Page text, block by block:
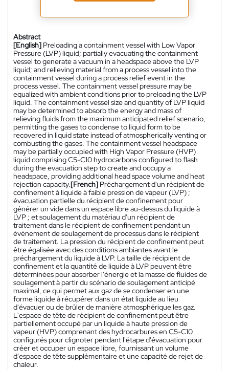
Abstract
[English] Preloading a containment vessel with Low Vapor
Pressure (LVP) liquid; partially evacuating the containment
vessel to generate a vacuum in a headspace above the LVP
liquid; and relieving material from a process vessel into the
containment vessel during a process relief event in the
process vessel. The containment vessel pressure may be
equalized with ambient conditions prior to preloading the LVP
liquid. The containment vessel size and quantity of LVP liquid
may be determined to absorb the energy and mass of
relieving fluids from the maximum anticipated relief scenario,
permitting the gases to condense to liquid form to be
recovered in liquid state instead of atmospherically venting or
combusting the gases. The containment vessel headspace
may be partially occupied with High Vapor Pressure (HVP)
liquid comprising C5-C10 hydrocarbons configured to flash
during the evacuation step to create and occupy a
headspace, providing additional head space volume and heat
rejection capacity.[French] Préchargement d'un récipient de
confinement à liquide à faible pression de vapeur (LVP) ;
évacuation partielle du récipient de confinement pour
générer un vide dans un espace libre au-dessus du liquide à
LVP ; et soulagement du matériau d'un récipient de
traitement dans le récipient de confinement pendant un
événement de soulagement de processus dans le récipient
de traitement. La pression du récipient de confinement peut
être égalisée avec des conditions ambiantes avant le
préchargement du liquide à LVP. La taille de récipient de
confinement et la quantité de liquide à LVP peuvent être
déterminées pour absorber l'énergie et la masse de fluides de
soulagement à partir du scénario de soulagement anticipé
maximal, ce qui permet aux gaz de se condenser en une
forme liquide à récupérer dans un état liquide au lieu
d'évacuer ou de brûler de manière atmosphérique les gaz.
L'espace de tête de récipient de confinement peut être
partiellement occupé par un liquide à haute pression de
vapeur (HVP) comprenant des hydrocarbures en C5-C10
configurés pour clignoter pendant l'étape d'évacuation pour
créer et occuper un espace libre, fournissant un volume
d'espace de tête supplémentaire et une capacité de rejet de
chaleur.